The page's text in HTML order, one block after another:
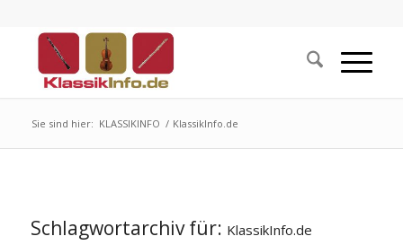
Sie sind hier: KLASSIKINFO / KlassikInfo.de
Schlagwortarchiv für: KlassikInfo.de